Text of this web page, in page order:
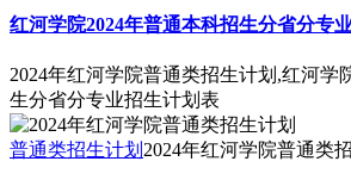
红河学院2024年普通本科招生分省分专
2024年红河学院普通类招生计划,红河学
生分省分专业招生计划表
普通类招生计划 2024年红河学院普通类